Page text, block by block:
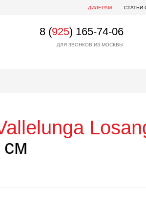
ДИЛЕРАМ СТАТЬИ
8 (925) 165-74-06
ДЛЯ ЗВОНКОВ ИЗ МОСКВЫ
см